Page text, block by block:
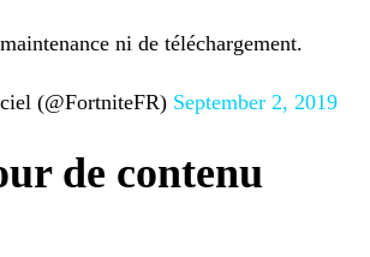
ni de téléchargement.
(@FortniteFR) September 2, 2019
de contenu